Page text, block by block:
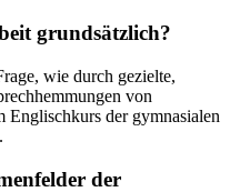
grundsätzlich?
wie durch gezielte,
von
Englischkurs der gymnasialen
der